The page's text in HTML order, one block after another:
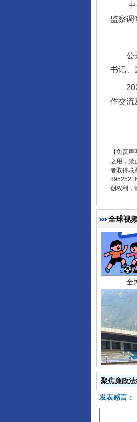
中央
监察调
公开
书记、
2023
作交流
【免责
之用，禁
者取得联
创权利，
全球视
全
聚焦廉政
发表感言：